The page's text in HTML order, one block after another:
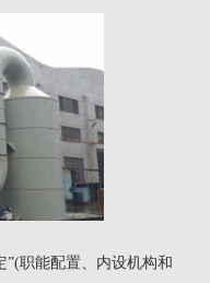
职能配置、内设机构和